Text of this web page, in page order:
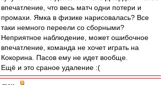
впечатление, что весь матч одни потери и
промахи. Ямка в физике нарисовалась? Все
таки немного переели со сборными?
Неприятное наблюдение, может ошибочное
впечатление, команда не хочет играть на
Кокорина. Пасов ему не идет вообще.
Ещё и это сраное удаление :(